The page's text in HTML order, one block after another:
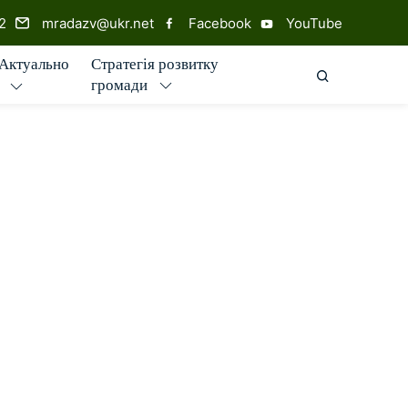
mradazv@ukr.net Facebook YouTube
Стратегія розвитку
громади
ПОШУК ПО